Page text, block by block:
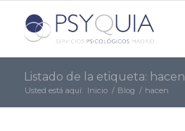
Listado de la etiqueta: hacen
Usted está aquí: Inicio / Blog / hacen